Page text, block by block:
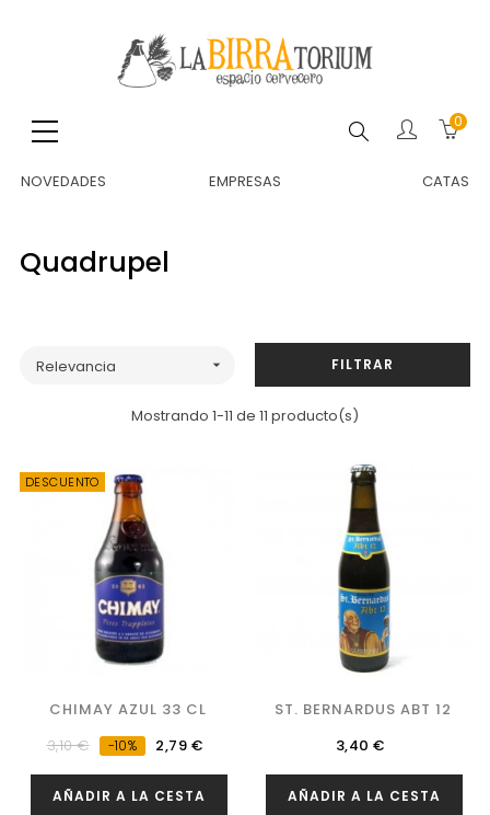
Buscar 0
NOVEDADES EMPRESAS CATAS
Quadrupel
Relevancia  FILTRAR
Mostrando 1-11 de 11 producto(s)
DESCUENTO
CHIMAY AZUL 33 CL
Precio
regular
3,10 € -10% Precio
2,79 €
AÑADIR A LA CESTA
ST. BERNARDUS ABT 12
Precio
3,40 €
AÑADIR A LA CESTA